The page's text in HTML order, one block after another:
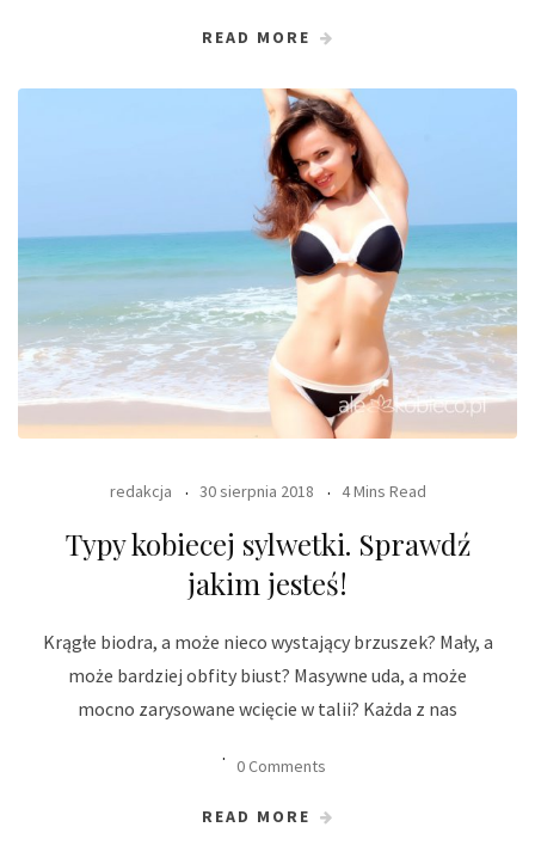
READ MORE
redakcja 30 sierpnia 2018 4 Mins Read
Typy kobiecej sylwetki. Sprawdź
jakim jesteś!
Krągłe biodra, a może nieco wystający brzuszek? Mały, a
może bardziej obfity biust? Masywne uda, a może
mocno zarysowane wcięcie w talii? Każda z nas
0 Comments
READ MORE